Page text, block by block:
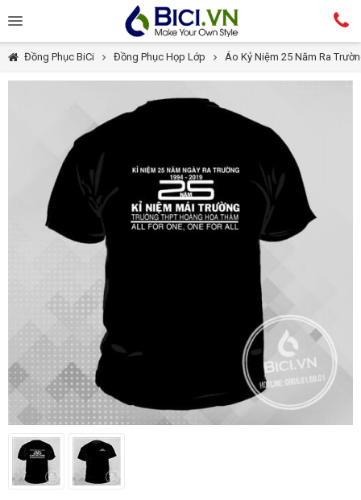
Đồng Phục BiCi Đồng Phục Họp Lớp Áo Kỷ Niệm 25 Năm Ra